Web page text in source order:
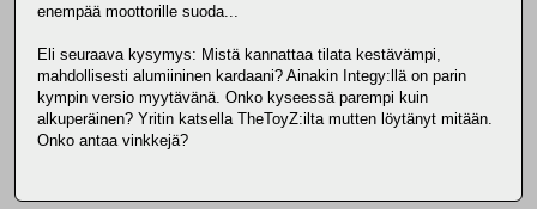
enempää moottorille suoda...
Eli seuraava kysymys: Mistä kannattaa tilata kestävämpi,
mahdollisesti alumiininen kardaani? Ainakin Integy:llä on parin
kympin versio myytävänä. Onko kyseessä parempi kuin
alkuperäinen? Yritin katsella TheToyZ:ilta mutten löytänyt mitään.
Onko antaa vinkkejä?